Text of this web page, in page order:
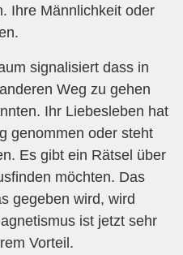
Ihre Männlichkeit oder
signalisiert dass in
Weg zu gehen
Ihr Liebesleben hat
genommen oder steht
Es gibt ein Rätsel über
möchten. Das
gegeben wird, wird
ist jetzt sehr
Vorteil.